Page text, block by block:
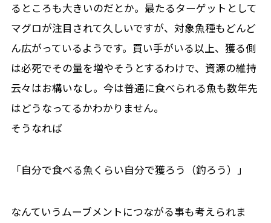
るところも大きいのだとか。最たるターゲットとして
マグロが注目されて久しいですが、対象魚種もどんど
ん広がっているようです。買い手がいる以上、獲る側
は必死でその量を増やそうとするわけで、資源の維持
云々はお構いなし。今は普通に食べられる魚も数年先
はどうなってるかわかりません。
そうなれば
「自分で食べる魚くらい自分で獲ろう（釣ろう）」
なんていうムーブメントにつながる事も考えられま